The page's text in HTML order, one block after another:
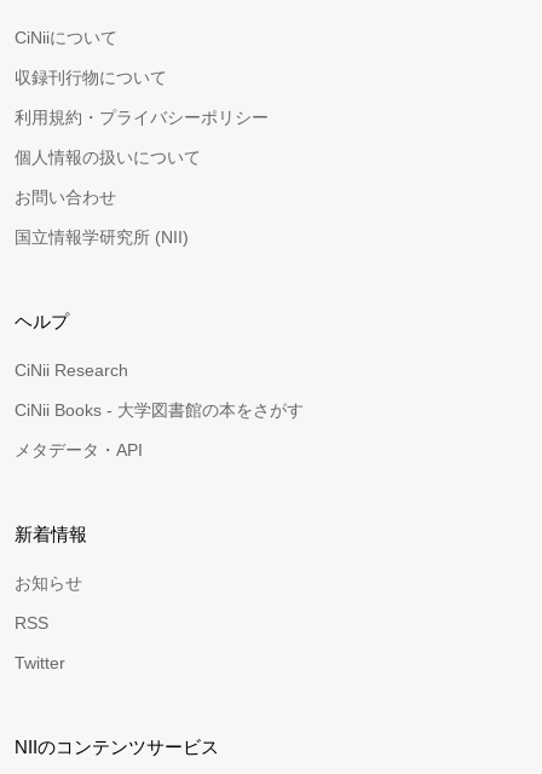
CiNiiについて
収録刊行物について
利用規約・プライバシーポリシー
個人情報の扱いについて
お問い合わせ
国立情報学研究所 (NII)
ヘルプ
CiNii Research
CiNii Books - 大学図書館の本をさがす
メタデータ・API
新着情報
お知らせ
RSS
Twitter
NIIのコンテンツサービス